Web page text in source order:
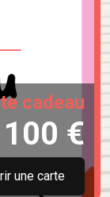
cadeau
100 €
une carte